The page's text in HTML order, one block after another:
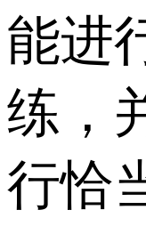
能进
练，
行恰